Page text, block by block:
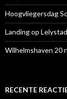
Hoogvliegersdag
Landing op
Wilhelmshaven 20
RECENTE